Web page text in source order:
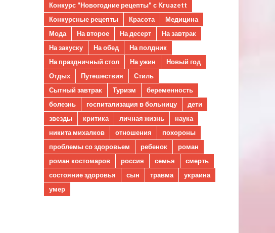
Конкурс "Новогодние рецепты" с Kruazett
Конкурсные рецепты
Красота
Медицина
Мода
На второе На десерт
На завтрак
На закуску
На обед
На полдник
На праздничный стол
На ужин
Новый год
Отдых
Путешествия
Стиль
Сытный завтрак
Туризм
беременность
болезнь
госпитализация в больницу
дети
звезды
критика личная жизнь
наука
никита михалков
отношения
похороны
проблемы со здоровьем
ребенок
роман
роман костомаров
россия семья
смерть
состояние здоровья
сын травма
украина
умер